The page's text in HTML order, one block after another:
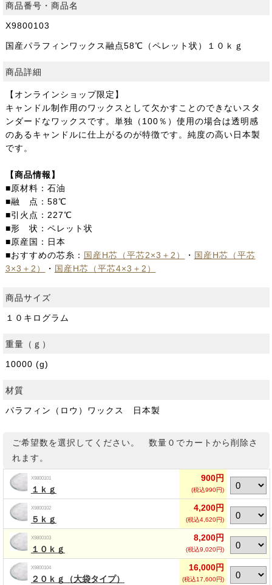
商品番号・商品名
X9800103
国産パラフィンワックス融点58℃（ペレット状）１０ｋｇ
商品詳細
【オンラインショップ限定】
キャンドル制作用のワックスとして欠かすことのできないスタ
ンダードなワックスです。単独（100％）使用の場合は透明感
のあるキャンドルに仕上がるのが特徴です。純度の高い日本製
です。
【商品情報】
■原材料：石油
■融 点：58℃
■引火点：227℃
■形 状：ペレット状
■原産国：日本
■おすすめの芯糸： 国産H芯（平芯2×3＋2） ・ 国産H芯（平芯
3×3＋2）
・ 国産H芯（平芯4×3＋2）
商品サイズ
１０キログラム
重量（ｇ）
10000 (g)
材質
パラフィン（ロウ）ワックス 日本製
ご希望数を選択してください。 数量０でカートから削除さ
れます。
X9800101
１ｋｇ
900円
(税込990円)
X9800102
５ｋｇ
4,200円
(税込4,620円)
X9800103
１０ｋｇ
8,200円
(税込9,020円)
X9800104
２０ｋｇ（大袋タイプ）
16,000円
(税込17,600円)